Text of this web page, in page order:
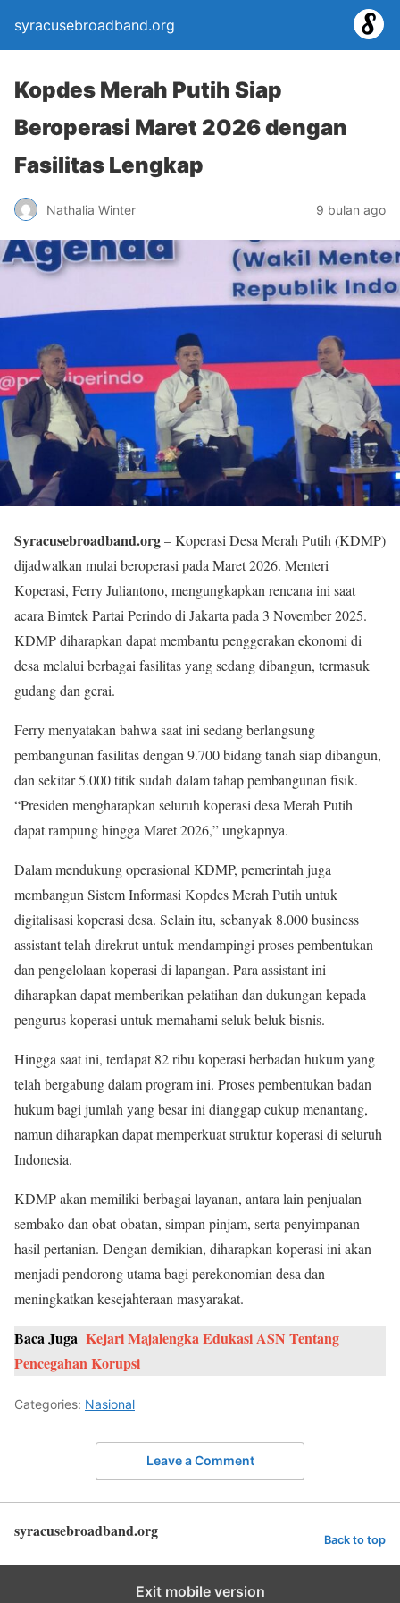
syracusebroadband.org
Kopdes Merah Putih Siap
Beroperasi Maret 2026 dengan
Fasilitas Lengkap
Nathalia Winter 9 bulan ago
Syracusebroadband.org– Koperasi Desa Merah Putih (KDMP)
dijadwalkan mulai beroperasi pada Maret 2026. Menteri
Koperasi, Ferry Juliantono, mengungkapkan rencana ini saat
acara Bimtek Partai Perindo di Jakarta pada 3 November 2025.
KDMP diharapkan dapat membantu penggerakan ekonomi di
desa melalui berbagai fasilitas yang sedang dibangun, termasuk
gudang dan gerai.
Ferry menyatakan bahwa saat ini sedang berlangsung
pembangunan fasilitas dengan 9.700 bidang tanah siap dibangun,
dan sekitar 5.000 titik sudah dalam tahap pembangunan fisik.
“Presiden mengharapkan seluruh koperasi desa Merah Putih
dapat rampung hingga Maret 2026,” ungkapnya.
Dalam mendukung operasional KDMP, pemerintah juga
membangun Sistem Informasi Kopdes Merah Putih untuk
digitalisasi koperasi desa. Selain itu, sebanyak 8.000 business
assistant telah direkrut untuk mendampingi proses pembentukan
dan pengelolaan koperasi di lapangan. Para assistant ini
diharapkan dapat memberikan pelatihan dan dukungan kepada
pengurus koperasi untuk memahami seluk-beluk bisnis.
Hingga saat ini, terdapat 82 ribu koperasi berbadan hukum yang
telah bergabung dalam program ini. Proses pembentukan badan
hukum bagi jumlah yang besar ini dianggap cukup menantang,
namun diharapkan dapat memperkuat struktur koperasi di seluruh
Indonesia.
KDMP akan memiliki berbagai layanan, antara lain penjualan
sembako dan obat-obatan, simpan pinjam, serta penyimpanan
hasil pertanian. Dengan demikian, diharapkan koperasi ini akan
menjadi pendorong utama bagi perekonomian desa dan
meningkatkan kesejahteraan masyarakat.
Baca Juga Kejari Majalengka Edukasi ASN Tentang
Pencegahan Korupsi
Categories: Nasional
Leave a Comment
syracusebroadband.org Back to top
Exit mobile version